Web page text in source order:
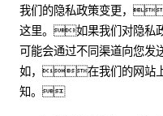
我们的隐私政策变更，
这里。如果我们对隐私
可能会通过不同渠道向您
如，在我们的网站上
知。